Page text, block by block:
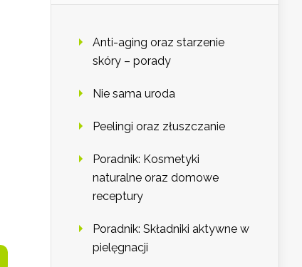
Anti-aging oraz starzenie
skóry – porady
Nie sama uroda
Peelingi oraz złuszczanie
Poradnik: Kosmetyki
naturalne oraz domowe
receptury
Poradnik: Składniki aktywne w
pielęgnacji